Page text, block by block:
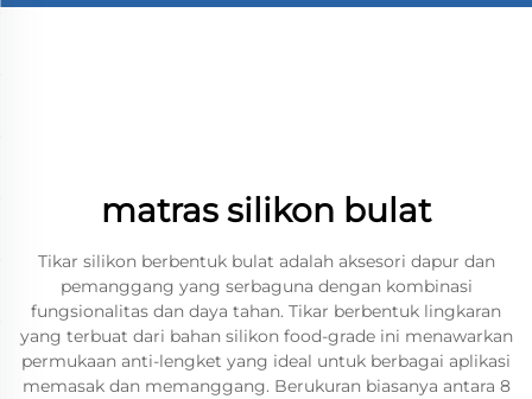
matras silikon bulat
Tikar silikon berbentuk bulat adalah aksesori dapur dan
pemanggang yang serbaguna dengan kombinasi
fungsionalitas dan daya tahan. Tikar berbentuk lingkaran
yang terbuat dari bahan silikon food-grade ini menawarkan
permukaan anti-lengket yang ideal untuk berbagai aplikasi
memasak dan memanggang. Berukuran biasanya antara 8